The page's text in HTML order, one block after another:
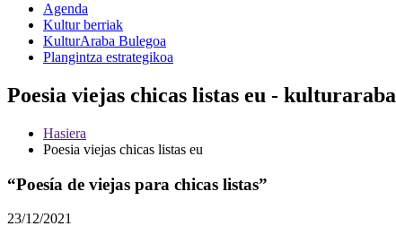
Agenda
Kultur berriak
KulturAraba Bulegoa
Plangintza estrategikoa
Poesia viejas chicas listas eu - kulturaraba
Hasiera
Poesia viejas chicas listas eu
“Poesía de viejas para chicas listas”
23/12/2021